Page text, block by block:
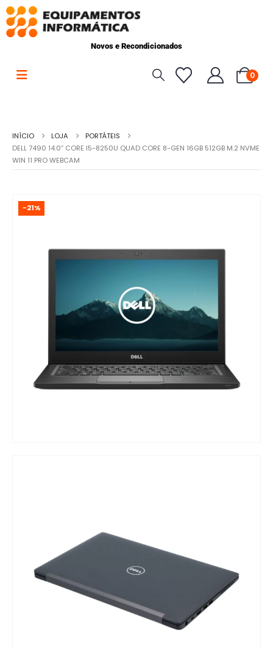
Novos e Recondicionados
0
INÍCIO LOJA
PORTÁTEIS
DELL 7490 14.0” CORE I5-8250U QUAD CORE 8-GEN 16GB 512GB M.2 NVME
WIN 11 PRO WEBCAM
-21%